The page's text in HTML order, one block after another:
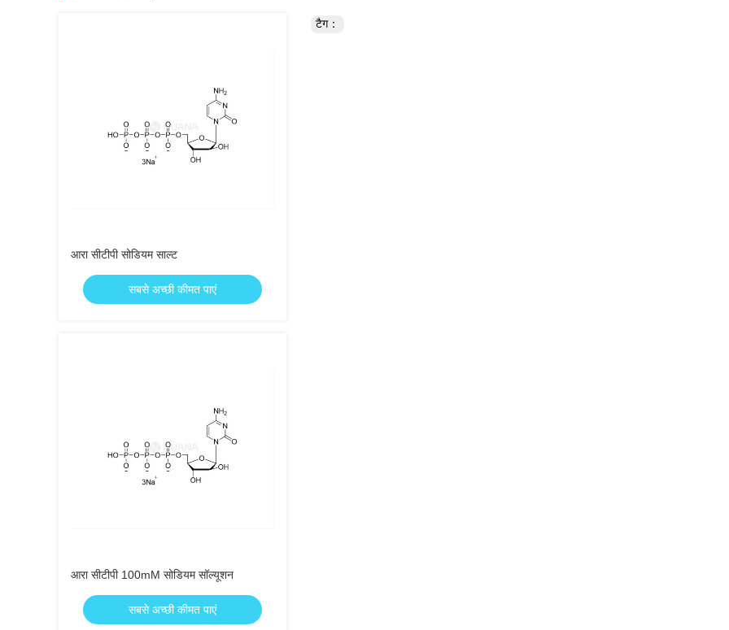
आरा सीटीपी सोडियम साल्ट
सबसे अच्छी कीमत पाएं
आरा सीटीपी 100mM सोडियम सॉल्यूशन
सबसे अच्छी कीमत पाएं
टैग：